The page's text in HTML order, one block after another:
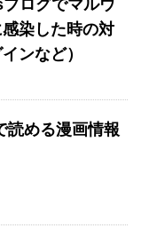
ログでマルウ
染した時の対
ンなど）
読める漫画情報